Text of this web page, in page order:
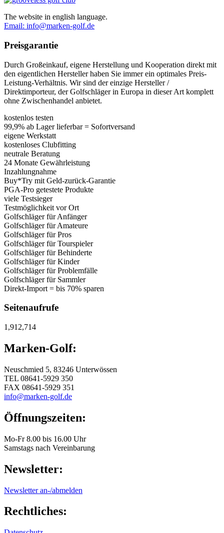
The website in english language.
Email: info@marken-golf.de
Preisgarantie
Durch Großeinkauf, eigene Herstellung und Kooperation direkt mit
den eigentlichen Hersteller haben Sie immer ein optimales Preis-
Leistung-Verhältnis. Wir sind der einzige Hersteller /
Direktimporteur, der Golfschläger in Europa in dieser Art komplett
ohne Zwischenhandel anbietet.
kostenlos testen
99,9% ab Lager lieferbar = Sofortversand
eigene Werkstatt
kostenloses Clubfitting
neutrale Beratung
24 Monate Gewährleistung
Inzahlungnahme
Buy*Try mit Geld-zurück-Garantie
PGA-Pro getestete Produkte
viele Testsieger
Testmöglichkeit vor Ort
Golfschläger für Anfänger
Golfschläger für Amateure
Golfschläger für Pros
Golfschläger für Tourspieler
Golfschläger für Behinderte
Golfschläger für Kinder
Golfschläger für Problemfälle
Golfschläger für Sammler
Direkt-Import = bis 70% sparen
Seitenaufrufe
1,912,714
Marken-Golf:
Neuschmied 5, 83246 Unterwössen
TEL 08641-5929 350
FAX 08641-5929 351
info@marken-golf.de
Öffnungszeiten:
Mo-Fr 8.00 bis 16.00 Uhr
Samstags nach Vereinbarung
Newsletter:
Newsletter an-/abmelden
Rechtliches: